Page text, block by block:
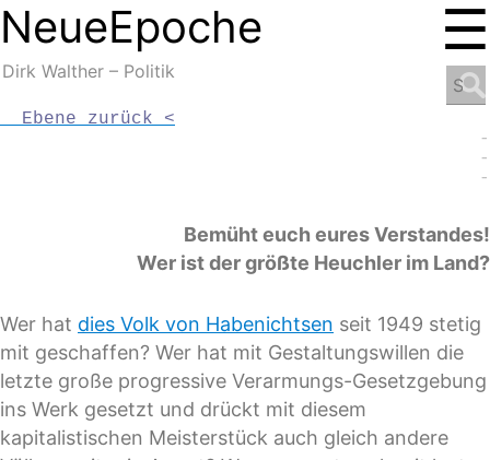
NeueEpoche
NeueEpoche
Dirk Walther – Politik
☰
  Ebene zurück <
-
-
-
Bemüht euch eures Verstandes!
Wer ist der größte Heuchler im Land?
Wer hat dies Volk von Habenichtsen seit 1949 stetig
mit geschaffen? Wer hat mit Gestaltungswillen die
letzte große progressive Verarmungs-Gesetzgebung
ins Werk gesetzt und drückt mit diesem
kapitalistischen Meisterstück auch gleich andere